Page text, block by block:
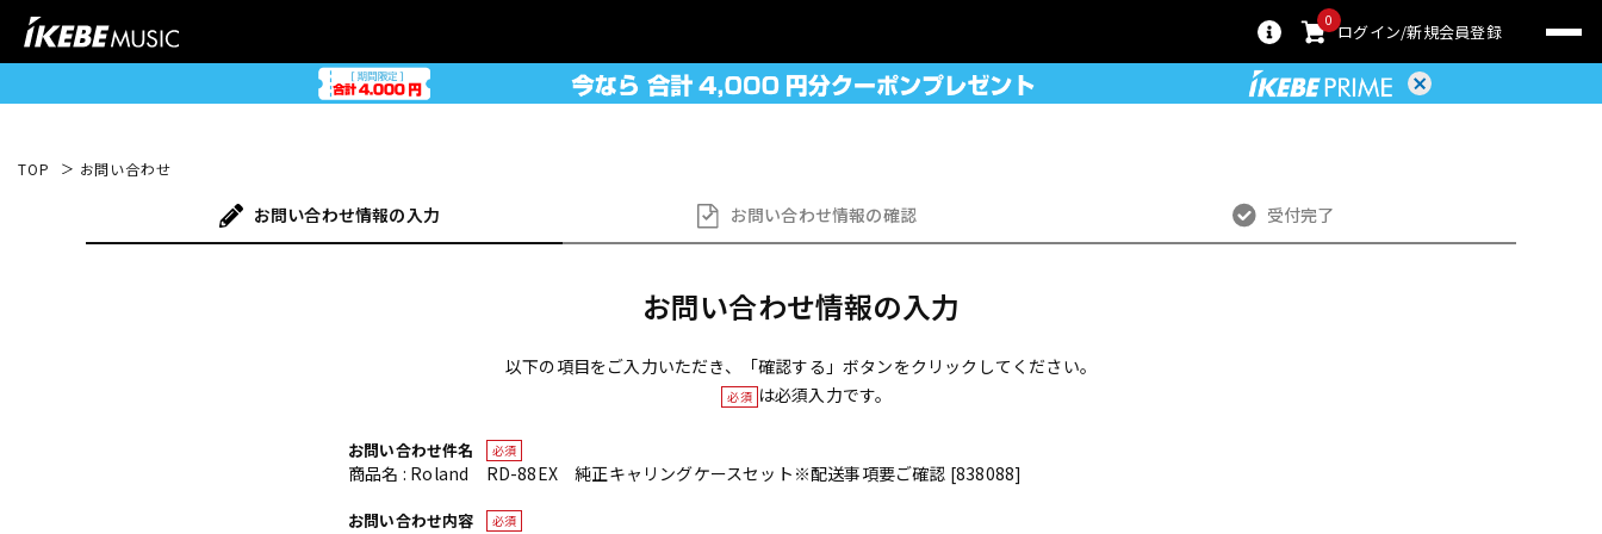
0
ログイン 新規会員登録
TOP お問い合わせ
お問い合わせ情報の入力 お問い合わせ情報の確認 受付完了
お問い合わせ情報の入力
以下の項目をご入力いただき、「確認する」ボタンをクリックしてください。
必須 は必須入力です。
お問い合わせ件名 必須
商品名 : Roland RD-88EX 純正キャリングケースセット※配送事項要ご確認 [838088]
お問い合わせ内容 必須